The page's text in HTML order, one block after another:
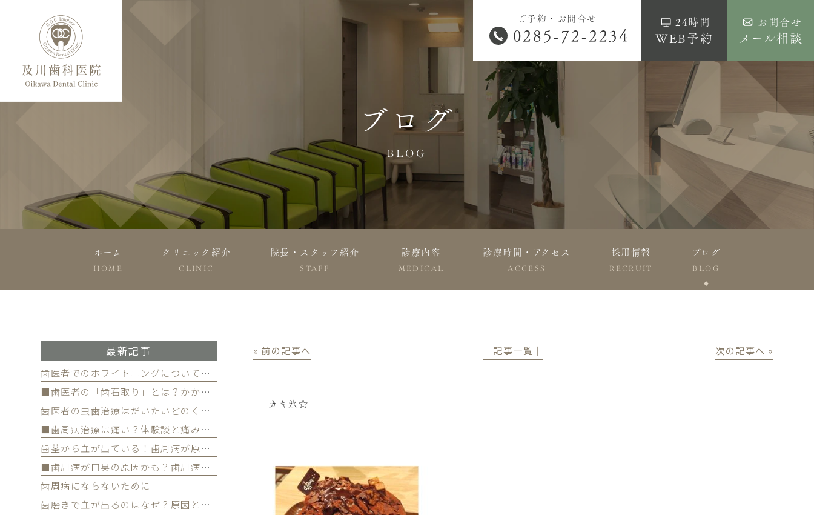
ご予約・お問合せ
0285-72-2234
24時間
WEB予約
お問合せ
メール相談
ブログ
BLOG
ホーム
HOME
クリニック紹介
CLINIC
院長・スタッフ紹介
STAFF
診療内容
MEDICAL
診療時間・アクセス
ACCESS
採用情報
RECRUIT
ブログ
BLOG
« 前の記事へ │記事一覧│ 次の記事へ »
カキ氷☆
最新記事
歯医者でのホワイトニングについて徹底解
■歯医者の「歯石取り」とは？かかる費用について
歯医者の虫歯治療はだいたいどのくらい期間かかる？
■歯周病治療は痛い？体験談と痛みを軽減する方法
歯茎から血が出ている！歯周病が原因かも
■歯周病が口臭の原因かも？歯周病と口臭の関係について
歯周病にならないために
歯磨きで血が出るのはなぜ？原因と対策を解説